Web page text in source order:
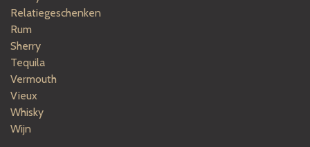
Relatiegeschenken
Rum
Sherry
Tequila
Vermouth
Vieux
Whisky
Wijn